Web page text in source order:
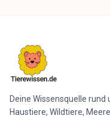
Deine Wissensquelle
Haustiere, Wildtiere,